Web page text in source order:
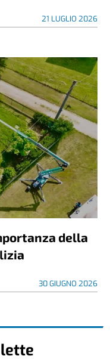
21 LUGLIO 2026
della
30 GIUGNO 2026